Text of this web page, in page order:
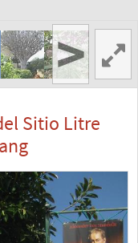
>
Sitio Litre